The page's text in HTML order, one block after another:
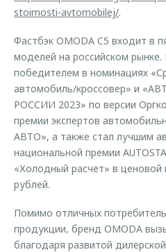
stoimosti-avtomobilej/.
Фастбэк OMODA C5 входит в
моделей на российском рынке.
победителем в номинациях
автомобиль/кроссовер» и
РОССИИ 2023» по версии
премии экспертов
АВТО», а также стал лучшим
национальной премии
«Холодный расчет» в ценовой
рублей.
Помимо отличных
продукции, бренд OMODA
благодаря развитой